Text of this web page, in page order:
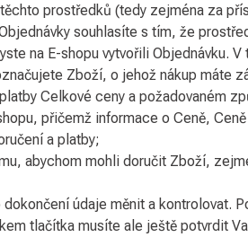
prostředků (tedy zejména za
souhlasíte s tím, že
na E-shopu vytvořili Objednávku.
Zboží, o jehož nákup máte
Celkové ceny a požadovaném
přičemž informace o Ceně,
a platby;
abychom mohli doručit Zboží,
údaje měnit a kontrolovat.
tlačítka musíte ale ještě potvrdit